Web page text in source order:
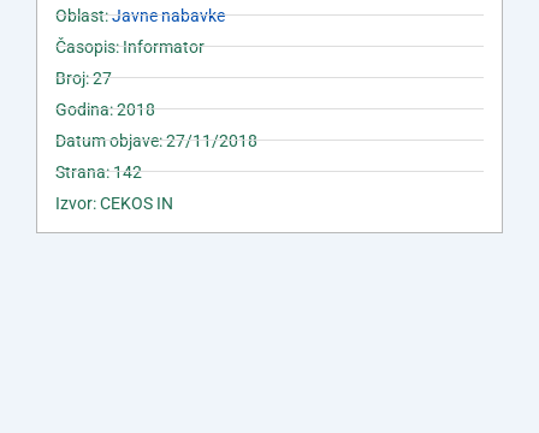
Oblast:Javne nabavke
Časopis: Informator
Broj: 27
Godina: 2018
Datum objave: 27/11/2018
Strana: 142
Izvor: CEKOS IN